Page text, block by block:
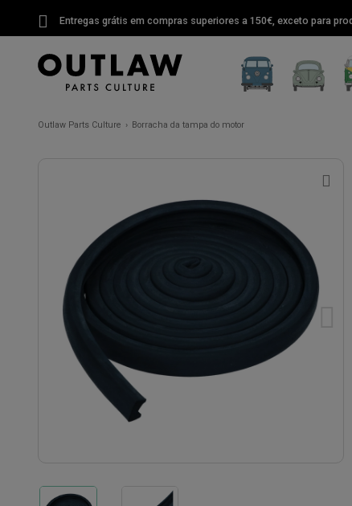
Entregas grátis em compras superiores a 150€, exceto para
Outlaw Parts Culture Borracha da tampa do motor